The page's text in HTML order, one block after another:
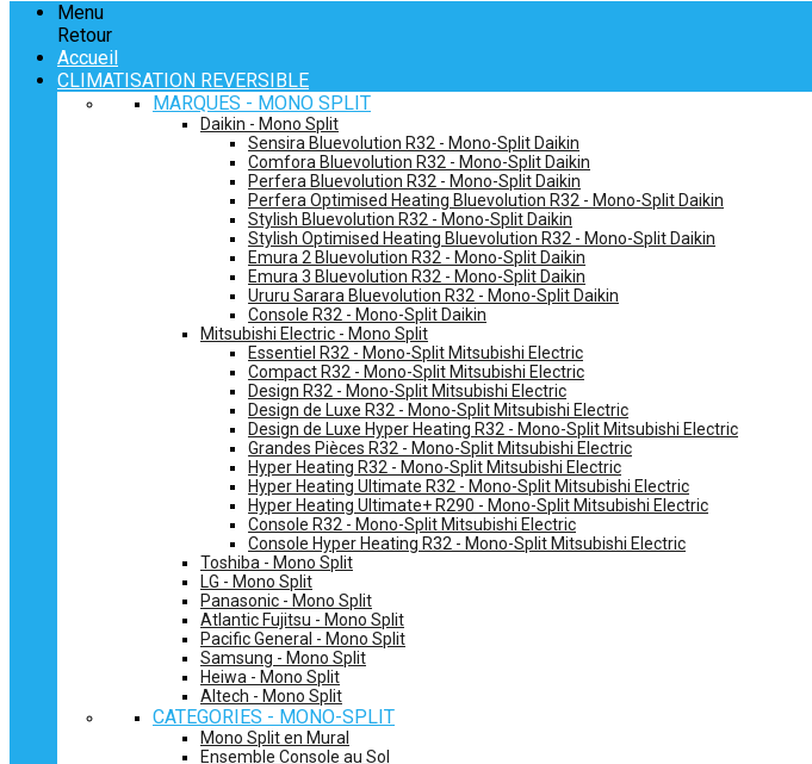
Menu
Retour
Accueil
CLIMATISATION REVERSIBLE
MARQUES - MONO SPLIT
Daikin - Mono Split
Sensira Bluevolution R32 - Mono-Split Daikin
Comfora Bluevolution R32 - Mono-Split Daikin
Perfera Bluevolution R32 - Mono-Split Daikin
Perfera Optimised Heating Bluevolution R32 - Mono-Split Daikin
Stylish Bluevolution R32 - Mono-Split Daikin
Stylish Optimised Heating Bluevolution R32 - Mono-Split Daikin
Emura 2 Bluevolution R32 - Mono-Split Daikin
Emura 3 Bluevolution R32 - Mono-Split Daikin
Ururu Sarara Bluevolution R32 - Mono-Split Daikin
Console R32 - Mono-Split Daikin
Mitsubishi Electric - Mono Split
Essentiel R32 - Mono-Split Mitsubishi Electric
Compact R32 - Mono-Split Mitsubishi Electric
Design R32 - Mono-Split Mitsubishi Electric
Design de Luxe R32 - Mono-Split Mitsubishi Electric
Design de Luxe Hyper Heating R32 - Mono-Split Mitsubishi Electric
Grandes Pièces R32 - Mono-Split Mitsubishi Electric
Hyper Heating R32 - Mono-Split Mitsubishi Electric
Hyper Heating Ultimate R32 - Mono-Split Mitsubishi Electric
Hyper Heating Ultimate+ R290 - Mono-Split Mitsubishi Electric
Console R32 - Mono-Split Mitsubishi Electric
Console Hyper Heating R32 - Mono-Split Mitsubishi Electric
Toshiba - Mono Split
LG - Mono Split
Panasonic - Mono Split
Atlantic Fujitsu - Mono Split
Pacific General - Mono Split
Samsung - Mono Split
Heiwa - Mono Split
Altech - Mono Split
CATEGORIES - MONO-SPLIT
Mono Split en Mural
Ensemble Console au Sol